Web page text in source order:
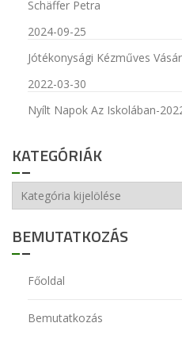
Schäffer Petra
2024-09-25
Jótékonysági Kézműves
2022-03-30
Nyílt Napok Az Iskolában-
KATEGÓRIÁK
Kategóriák
BEMUTATKOZÁS
Főoldal
Bemutatkozás